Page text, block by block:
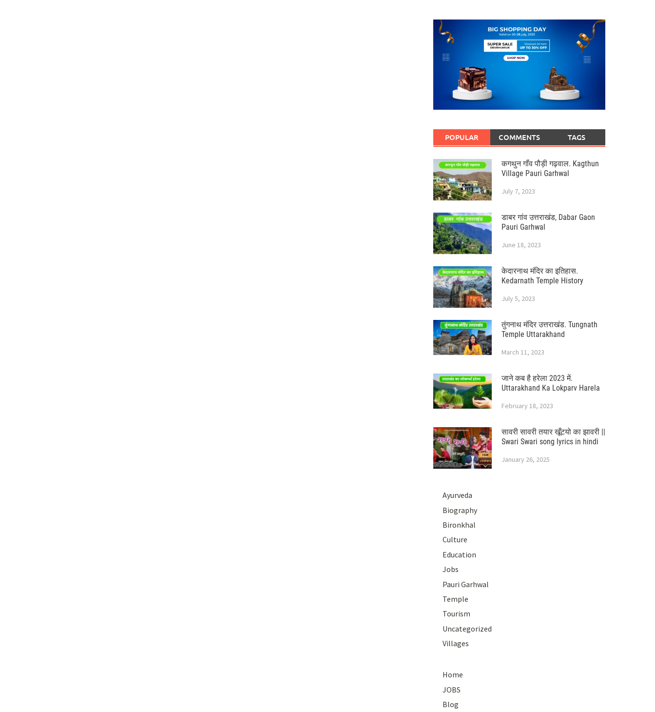
POPULAR COMMENTS TAGS
कगथुन गॉंव पौड़ी गढ़वाल. Kagthun
Village Pauri Garhwal
July 7, 2023
डाबर गांव उत्तराखंड, Dabar Gaon
Pauri Garhwal
June 18, 2023
केदारनाथ मंदिर का इतिहास.
Kedarnath Temple History
July 5, 2023
तुंगनाथ मंदिर उत्तराखंड. Tungnath
Temple Uttarakhand
March 11, 2023
जाने कब है हरेला 2023 में.
Uttarakhand Ka Lokparv Harela
February 18, 2023
सावरी सावरी तयार खूँटयो का झावरी ||
Swari Swari song lyrics in hindi
January 26, 2025
Ayurveda
Biography
Bironkhal
Culture
Education
Jobs
Pauri Garhwal
Temple
Tourism
Uncategorized
Villages
Home
JOBS
Blog